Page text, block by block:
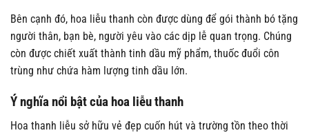
Bên cạnh đó, hoa liễu thanh còn được dùng để gói thành bó tặng
người thân, bạn bè, người yêu vào các dịp lễ quan trọng. Chúng
còn được chiết xuất thành tinh dầu mỹ phẩm, thuốc đuổi côn
trùng như chứa hàm lượng tinh dầu lớn.
Ý nghĩa nổi bật của hoa liễu thanh
Hoa thanh liễu sở hữu vẻ đẹp cuốn hút và trường tồn theo thời